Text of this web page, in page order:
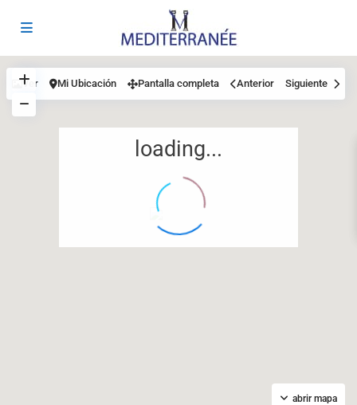
12
loading...
abrir mapa
Ver Mi Ubicación Pantalla completa Anterior Siguiente